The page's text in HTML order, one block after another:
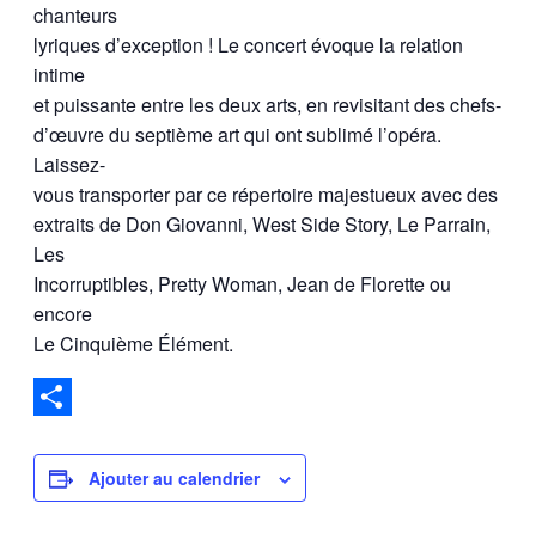
chanteurs
lyriques d’exception ! Le concert évoque la relation
intime
et puissante entre les deux arts, en revisitant des chefs-
d’œuvre du septième art qui ont sublimé l’opéra.
Laissez-
vous transporter par ce répertoire majestueux avec des
extraits de Don Giovanni, West Side Story, Le Parrain,
Les
Incorruptibles, Pretty Woman, Jean de Florette ou
encore
Le Cinquième Élément.
Ajouter au calendrier